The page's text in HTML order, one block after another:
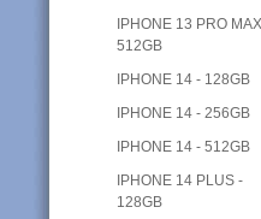
IPHONE 13 PRO
512GB
IPHONE 14 - 128GB
IPHONE 14 - 256GB
IPHONE 14 - 512GB
IPHONE 14 PLUS -
128GB